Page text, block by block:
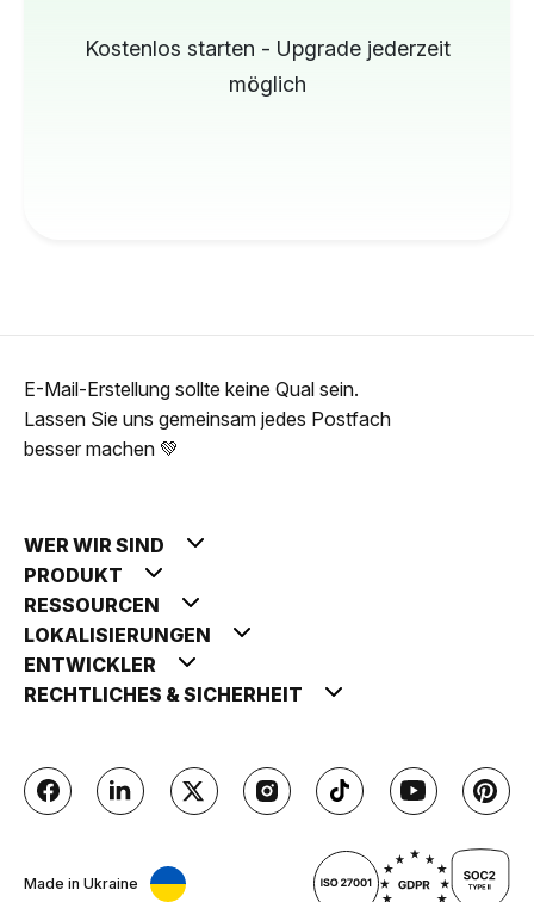
Kostenlos starten - Upgrade jederzeit
möglich
E-Mail-Erstellung sollte keine Qual sein.
Lassen Sie uns gemeinsam jedes Postfach
besser machen 💚
WER WIR SIND
PRODUKT
RESSOURCEN
LOKALISIERUNGEN
ENTWICKLER
RECHTLICHES & SICHERHEIT
Made in Ukraine